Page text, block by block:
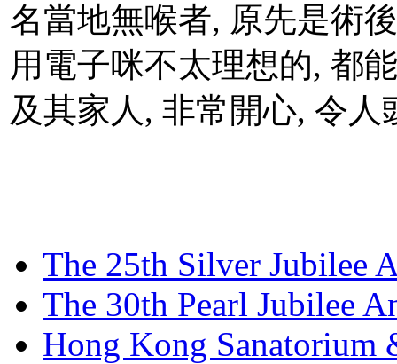
名當地無喉者, 原先是術
用電子咪不太理想的, 都
及其家人, 非常開心, 令人
The 25th Silver Jubilee
The 30th Pearl Jubilee
Hong Kong